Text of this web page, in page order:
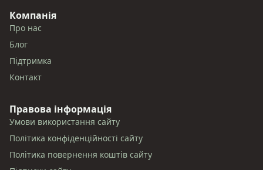
Компанія
Про нас
Блог
Підтримка
Контакт
Правова інформація
Умови використання сайту
Політика конфіденційності сайту
Політика повернення коштів сайту